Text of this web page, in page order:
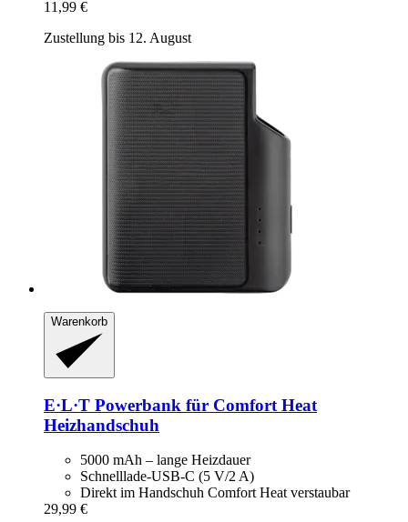
11,99 €
Zustellung bis 12. August
Warenkorb
E·L·T Powerbank für Comfort Heat
Heizhandschuh
5000 mAh – lange Heizdauer
Schnelllade-USB-C (5 V/2 A)
Direkt im Handschuh Comfort Heat verstaubar
29,99 €